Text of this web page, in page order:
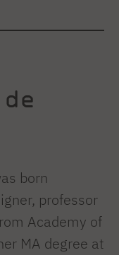
born
professor
Academy of
MA degree at